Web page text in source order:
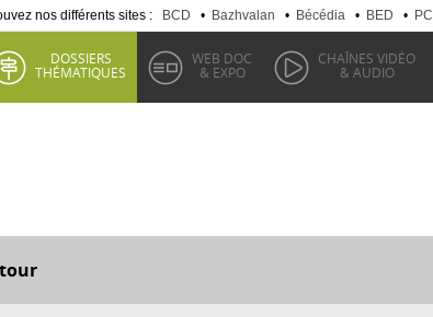
nos différents sites : BCD • Bazhvalan • Bécédia • BED • PCI
DOSSIERS
THÉMATIQUES
WEB DOC
& EXPO
CHAÎNES VIDÉO
& AUDIO